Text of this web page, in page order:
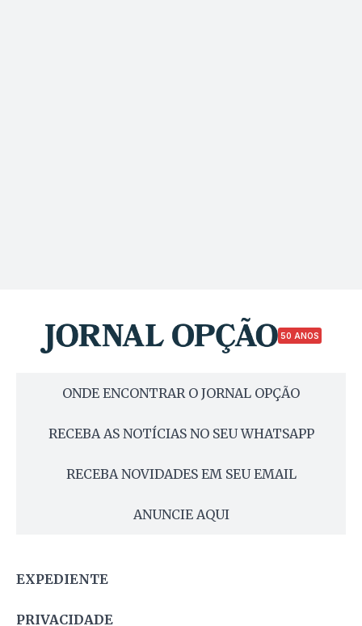
50 ANOS
ONDE ENCONTRAR O JORNAL OPÇÃO
RECEBA AS NOTÍCIAS NO SEU WHATSAPP
RECEBA NOVIDADES EM SEU EMAIL
ANUNCIE AQUI
EXPEDIENTE
PRIVACIDADE